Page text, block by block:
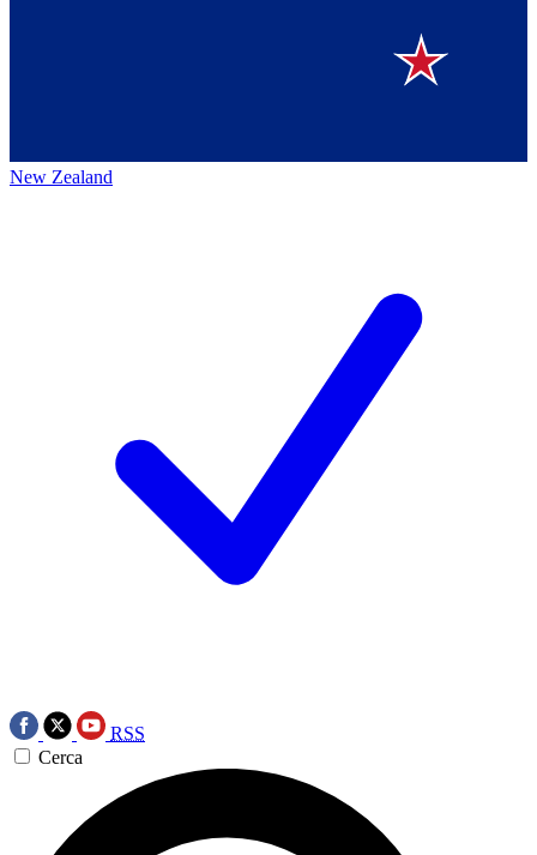
New Zealand
RSS
Cerca